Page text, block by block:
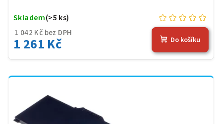
1 042 Kč bez DPH
1 261 Kč
Skladem(>5 ks)
Do košíku